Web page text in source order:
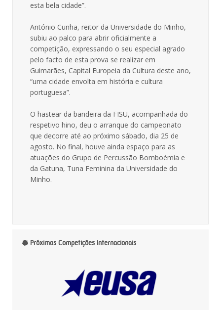
esta bela cidade”.
António Cunha, reitor da Universidade do Minho,
subiu ao palco para abrir oficialmente a
competição, expressando o seu especial agrado
pelo facto de esta prova se realizar em
Guimarães, Capital Europeia da Cultura deste ano,
“uma cidade envolta em história e cultura
portuguesa”.
O hastear da bandeira da FISU, acompanhada do
respetivo hino, deu o arranque do campeonato
que decorre até ao próximo sábado, dia 25 de
agosto. No final, houve ainda espaço para as
atuações do Grupo de Percussão Bomboémia e
da Gatuna, Tuna Feminina da Universidade do
Minho.
Próximas Competições Internacionais